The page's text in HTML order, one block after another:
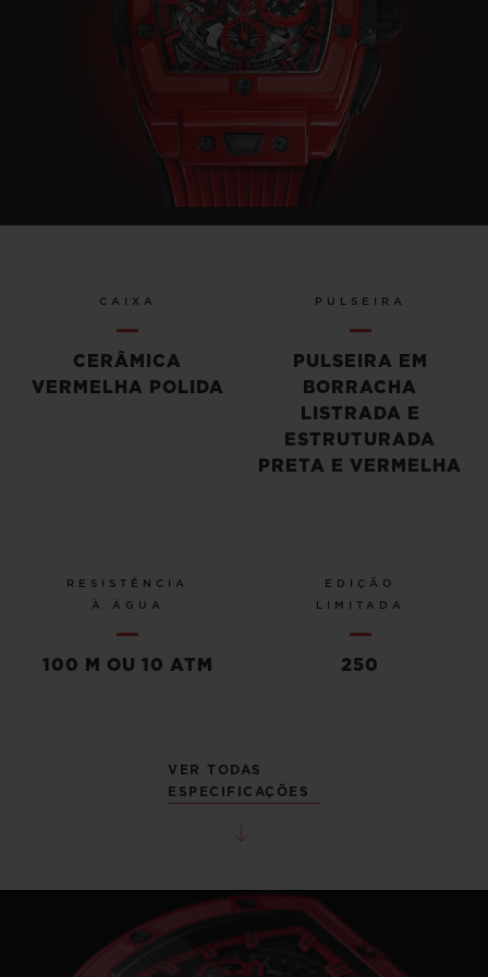
CAIXA
CERÂMICA
VERMELHA POLIDA
PULSEIRA
PULSEIRA EM
BORRACHA
LISTRADA E
ESTRUTURADA
PRETA E VERMELHA
RESISTÊNCIA
À ÁGUA
100 M OU 10 ATM
EDIÇÃO
LIMITADA
250
VER TODAS
ESPECIFICAÇÕES